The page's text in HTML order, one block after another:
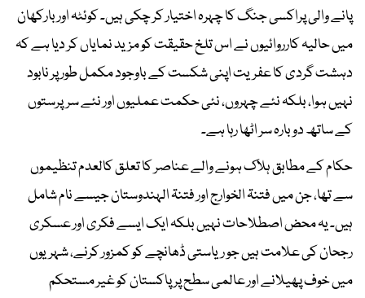
پانے والی پراکسی جنگ کا چہرہ اختیار کر چکی ہیں۔ کوئٹہ اور بارکھان
میں حالیہ کارروائیوں نے اس تلخ حقیقت کو مزید نمایاں کر دیا ہے کہ
دہشت گردی کا عفریت اپنی شکست کے باوجود مکمل طور پر نابود
نہیں ہوا، بلکہ نئے چہروں، نئی حکمت عملیوں اور نئے سرپرستوں
کے ساتھ دوبارہ سر اٹھا رہا ہے۔
حکام کے مطابق ہلاک ہونے والے عناصر کا تعلق کالعدم تنظیموں
سے تھا، جن میں فتنۃ الخوارج اور فتنۃ الہندوستان جیسے نام شامل
ہیں۔ یہ محض اصطلاحات نہیں بلکہ ایک ایسے فکری اور عسکری
رجحان کی علامت ہیں جو ریاستی ڈھانچے کو کمزور کرنے، شہریوں
میں خوف پھیلانے اور عالمی سطح پر پاکستان کو غیر مستحکم